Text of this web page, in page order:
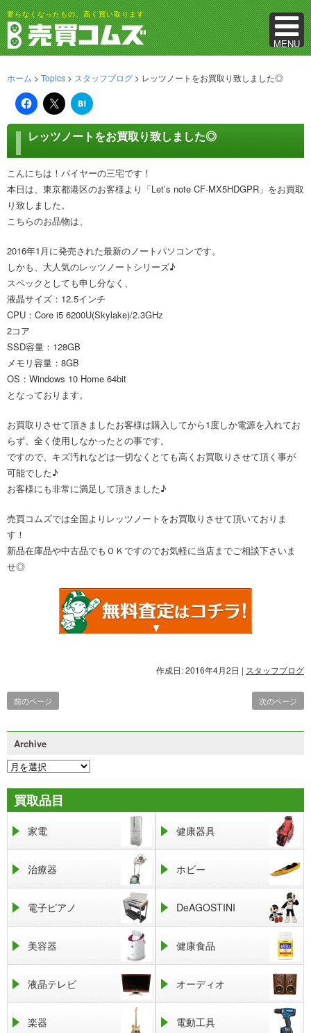
MENU
要らなくなったもの、高く買い取ります
ホーム > Topics > スタッフブログ > レッツノートをお買取り致しました◎
は
て
ブ
ッ
マ
ク
レッツノートをお買取り致しました◎
こんにちは！バイヤーの三宅です！
本日は、東京都港区のお客様より「Let’s note CF-MX5HDGPR」をお買取
り致しました。
こちらのお品物は、
2016年1月に発売された最新のノートパソコンです。
しかも、大人気のレッツノートシリーズ♪
スペックとしても申し分なく、
液晶サイズ：12.5インチ
CPU：Core i5 6200U(Skylake)/2.3GHz
2コア
SSD容量：128GB
メモリ容量：8GB
OS：Windows 10 Home 64bit
となっております。
お買取りさせて頂きましたお客様は購入してから1度しか電源を入れてお
らず、全く使用しなかったとの事です。
ですので、キズ汚れなどは一切なくとても高くお買取りさせて頂く事が
可能でした♪
お客様にも非常に満足して頂きました♪
売買コムズでは全国よりレッツノートをお買取りさせて頂いておりま
す！
新品在庫品や中古品でもＯＫですのでお気軽に当店までご相談下さいま
せ◎
作成日: 2016年4月2日 | スタッフブログ
前のページ 次のページ
Archive
買取品目
家電 健康器具
治療器 ホビー
電子ピアノ DeAGOSTINI
美容器 健康食品
液晶テレビ オーディオ
楽器 電動工具